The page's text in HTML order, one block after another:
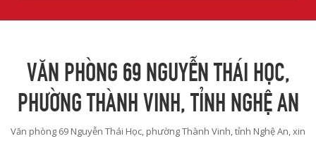
VĂN PHÒNG 69 NGUYỄN THÁI HỌC,
PHƯỜNG THÀNH VINH, TỈNH NGHỆ AN
Văn phòng 69 Nguyễn Thái Học, phường Thành Vinh, tỉnh Nghệ An,xin